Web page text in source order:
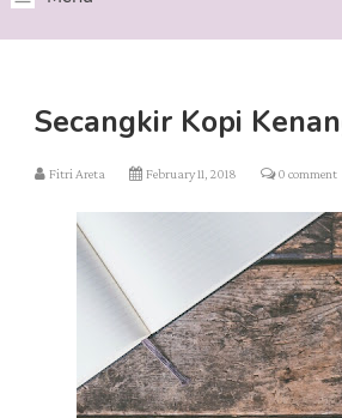
Secangkir Kopi
Fitri Areta February 11, 2018 0 comment